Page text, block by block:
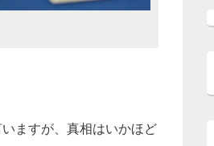
ますが、真相はいかほど